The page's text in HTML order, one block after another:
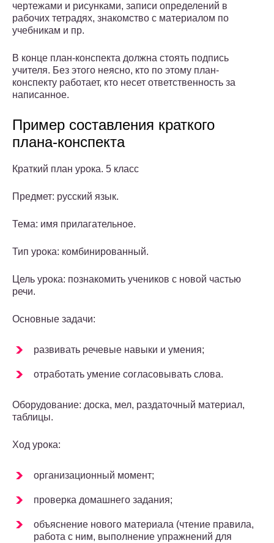
чертежами и рисунками, записи определений в
рабочих тетрадях, знакомство с материалом по
учебникам и пр.
В конце план-конспекта должна стоять подпись
учителя. Без этого неясно, кто по этому план-
конспекту работает, кто несет ответственность за
написанное.
Пример составления краткого
плана-конспекта
Краткий план урока. 5 класс
Предмет: русский язык.
Тема: имя прилагательное.
Тип урока: комбинированный.
Цель урока: познакомить учеников с новой частью
речи.
Основные задачи:
развивать речевые навыки и умения;
отработать умение согласовывать слова.
Оборудование: доска, мел, раздаточный материал,
таблицы.
Ход урока:
организационный момент;
проверка домашнего задания;
объяснение нового материала (чтение правила,
работа с ним, выполнение упражнений для